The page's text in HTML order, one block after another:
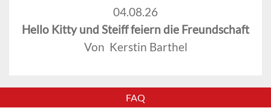
04.08.26
Hello Kitty und Steiff feiern die Freundschaft
Von Kerstin Barthel
FAQ